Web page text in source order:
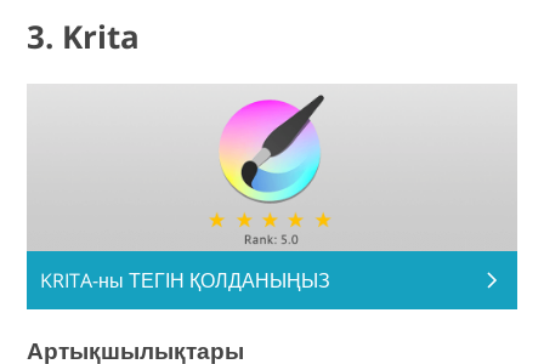
3. Krita
KRITA-ны ТЕГІН ҚОЛДАНЫҢЫЗ
Артықшылықтары